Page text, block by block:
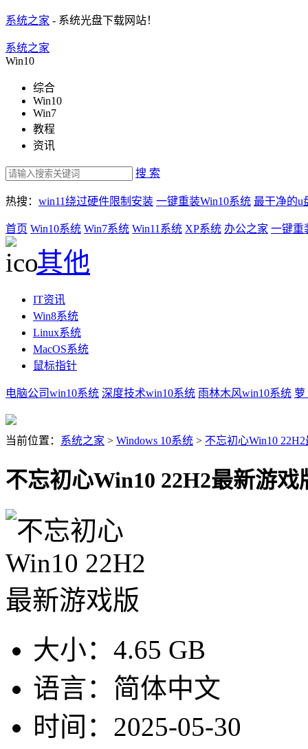
系统之家 - 系统光盘下载网站！
系统之家
Win10
综合
Win10
Win7
教程
资讯
搜 索
热搜： win11绕过硬件限制安装 一键重装Win10系统 最干净的u
首页 Win10系统 Win7系统 Win11系统 XP系统 办公之家 一键重
其他
IT资讯
Win8系统
Linux系统
MacOS系统
鼠标指针
电脑公司win10系统 深度技术win10系统 雨林木风win10系统 萝
当前位置： 系统之家 > Windows 10系统 > 不忘初心Win10
不忘初心Win10 22H2最新游戏
大小： 4.65 GB
语言： 简体中文
时间： 2025-05-30